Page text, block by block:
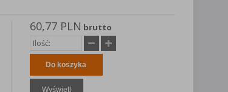
60,77 PLN brutto
Do koszyka
Wyświetl